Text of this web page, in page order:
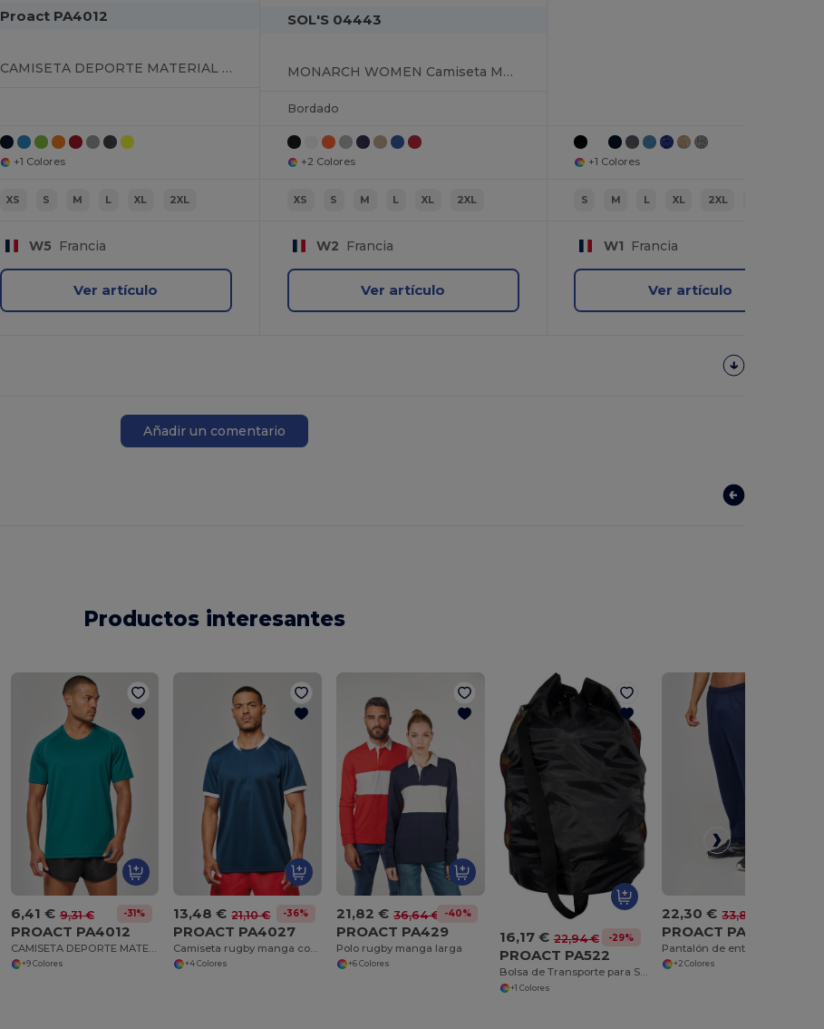
Proact PA4012
CAMISETA DEPORTE MATERIAL RECICLADO HOMBRE
+1 Colores
XS S M L XL 2XL
W5 Francia
Ver artículo
SOL'S 04443
MONARCH WOMEN Camiseta Mujer Cuello Redondo Manga Larga
Bordado
+2 Colores
XS S M L XL 2XL
W2 Francia
Ver artículo
+1 Colores
S M L XL 2XL
W1 Francia
Ver artículo
Añadir un comentario
Productos interesantes
6,41 € 9,31 € -31%
PROACT PA4012
CAMISETA DEPORTE MATERIAL RECICLADO HOMBRE
+9 Colores
13,48 € 21,10 € -36%
PROACT PA4027
Camiseta rugby manga corta unisex
+4 Colores
21,82 € 36,64 € -40%
PROACT PA429
Polo rugby manga larga
+6 Colores
16,17 € 22,94 € -29%
PROACT PA522
Bolsa de Transporte para Secado Rápido de Balones
+1 Colores
22,30 € 33,80 €
PROACT PA1042
+2 Colores